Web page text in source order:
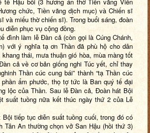
tế Hậu bối (3 hương án thờ Tiền vãng Viên
chức, Tiền vãng dịch mục) và Chiến sĩ
và miếu thờ chiến sĩ). Trong buổi sáng, đoàn
diễn phục vụ cộng đồng.
đình làm lễ Đàn cả (còn gọi là Cúng Chánh,
với ý nghĩa tạ ơn Thần đã phù hộ cho dân
thái, mưa thuận gió hòa, mùa màng tốt
cả về cơ bản giống nghi Túc yết, chỉ thay
Thần cúc cung bái” thành “tạ Thần cúc
phần ẩm phước, thọ tợ tức là Ban quý tế đại
lộc của Thần. Sau lễ Đàn cả, Đoàn hát Bội
suất tuồng nữa kết thúc ngày thứ 2 của Lễ
tiếp tục diễn suất tuồng cuối, trong đó có
Tân An thường chọn vở San Hậu (hồi thứ 3)